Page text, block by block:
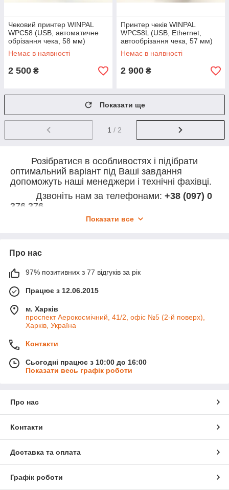
Чековий принтер WINPAL
WPC58 (USB, автоматичне
обрізання чека, 58 мм)
Немає в наявності
2 500 ₴
Принтер чеків WINPAL
WPC58L (USB, Ethernet,
автообрізання чека, 57 мм)
Немає в наявності
2 900 ₴
Показати ще
1 / 2
Розібратися в особливостях і підібрати
оптимальний варіант під Ваші завдання
допоможуть наші менеджери і технічні фахівці.
Дзвоніть нам за телефонами: +38 (097) 0
376 376
shop@ukr.net
Показати все
Про нас
97% позитивних з 77 відгуків за рік
Працює з 12.06.2015
м. Харків
проспект Аерокосмічний, 41/2, офіс №5 (2-й поверх),
Харків, Україна
Контакти
Сьогодні працює з 10:00 до 16:00
Показати весь графік роботи
Про нас
Контакти
Доставка та оплата
Графік роботи